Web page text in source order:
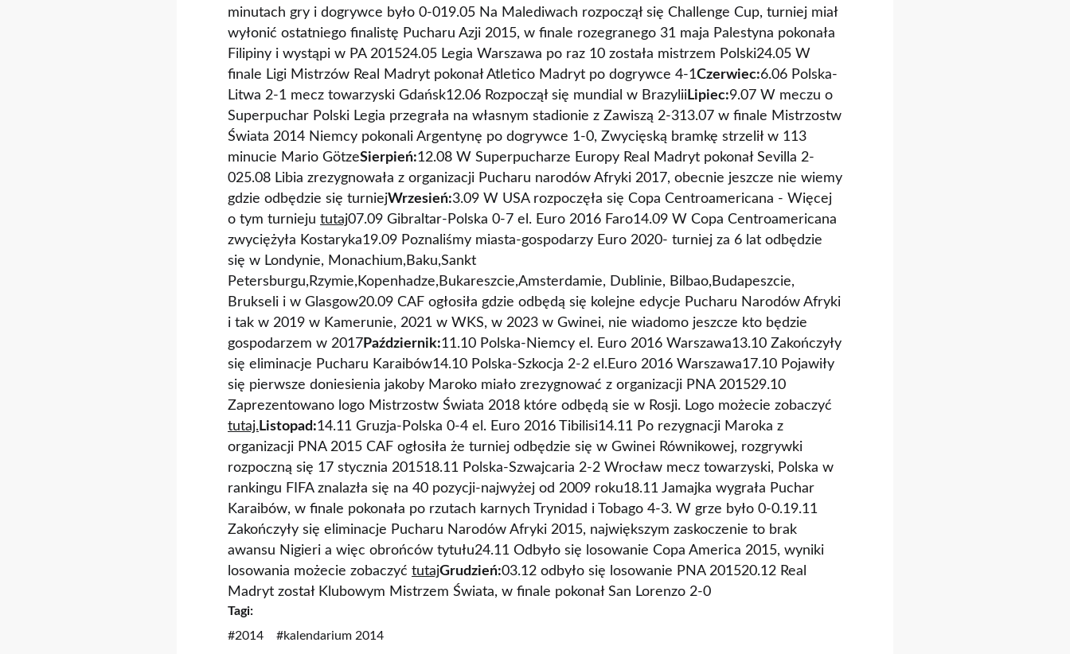
minutach gry i dogrywce było 0-019.05 Na Malediwach rozpoczął się Challenge Cup, turniej miał
wyłonić ostatniego finalistę Pucharu Azji 2015, w finale rozegranego 31 maja Palestyna pokonała
Filipiny i wystąpi w PA 201524.05 Legia Warszawa po raz 10 została mistrzem Polski24.05 W
finale Ligi Mistrzów Real Madryt pokonał Atletico Madryt po dogrywce 4-1Czerwiec:6.06 Polska-
Litwa 2-1 mecz towarzyski Gdańsk12.06 Rozpoczął się mundial w BrazyliiLipiec:9.07 W meczu o
Superpuchar Polski Legia przegrała na własnym stadionie z Zawiszą 2-313.07 w finale Mistrzostw
Świata 2014 Niemcy pokonali Argentynę po dogrywce 1-0, Zwycięską bramkę strzelił w 113
minucie Mario GötzeSierpień:12.08 W Superpucharze Europy Real Madryt pokonał Sevilla 2-
025.08 Libia zrezygnowała z organizacji Pucharu narodów Afryki 2017, obecnie jeszcze nie wiemy
gdzie odbędzie się turniejWrzesień:3.09 W USA rozpoczęła się Copa Centroamericana - Więcej
o tym turnieju tutaj07.09 Gibraltar-Polska 0-7 el. Euro 2016 Faro14.09 W Copa Centroamericana
zwyciężyła Kostaryka19.09 Poznaliśmy miasta-gospodarzy Euro 2020- turniej za 6 lat odbędzie
się w Londynie, Monachium,Baku,Sankt
Petersburgu,Rzymie,Kopenhadze,Bukareszcie,Amsterdamie, Dublinie, Bilbao,Budapeszcie,
Brukseli i w Glasgow20.09 CAF ogłosiła gdzie odbędą się kolejne edycje Pucharu Narodów Afryki
i tak w 2019 w Kamerunie, 2021 w WKS, w 2023 w Gwinei, nie wiadomo jeszcze kto będzie
gospodarzem w 2017Październik:11.10 Polska-Niemcy el. Euro 2016 Warszawa13.10 Zakończyły
się eliminacje Pucharu Karaibów14.10 Polska-Szkocja 2-2 el.Euro 2016 Warszawa17.10 Pojawiły
się pierwsze doniesienia jakoby Maroko miało zrezygnować z organizacji PNA 201529.10
Zaprezentowano logo Mistrzostw Świata 2018 które odbędą sie w Rosji. Logo możecie zobaczyć
tutaj.Listopad:14.11 Gruzja-Polska 0-4 el. Euro 2016 Tibilisi14.11 Po rezygnacji Maroka z
organizacji PNA 2015 CAF ogłosiła że turniej odbędzie się w Gwinei Równikowej, rozgrywki
rozpoczną się 17 stycznia 201518.11 Polska-Szwajcaria 2-2 Wrocław mecz towarzyski, Polska w
rankingu FIFA znalazła się na 40 pozycji-najwyżej od 2009 roku18.11 Jamajka wygrała Puchar
Karaibów, w finale pokonała po rzutach karnych Trynidad i Tobago 4-3. W grze było 0-0.19.11
Zakończyły się eliminacje Pucharu Narodów Afryki 2015, największym zaskoczenie to brak
awansu Nigieri a więc obrońców tytułu24.11 Odbyło się losowanie Copa America 2015, wyniki
losowania możecie zobaczyć tutajGrudzień:03.12 odbyło się losowanie PNA 201520.12 Real
Madryt został Klubowym Mistrzem Świata, w finale pokonał San Lorenzo 2-0
Tagi:
#2014
#kalendarium 2014